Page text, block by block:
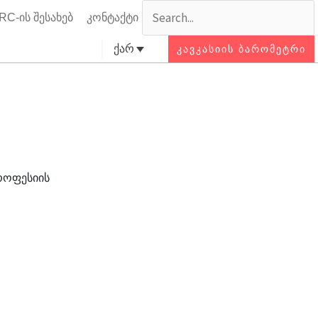
ის შესახებ კონტაქტი
Search
ქარ ᲙᲐᲕᲙᲐᲡᲘᲘᲡ ᲑᲐᲠᲝᲛᲔᲢᲠᲘ